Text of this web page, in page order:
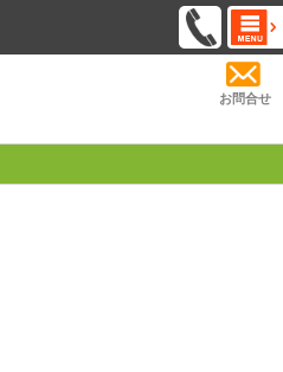
お問合せ